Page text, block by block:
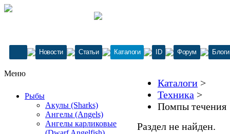
Новости Статьи Каталоги ID Форум Блоги
Меню
Рыбы
Акулы (Sharks)
Ангелы (Angels)
Ангелы карликовые
Каталоги >
Техника >
Помпы течения
Раздел не найден.